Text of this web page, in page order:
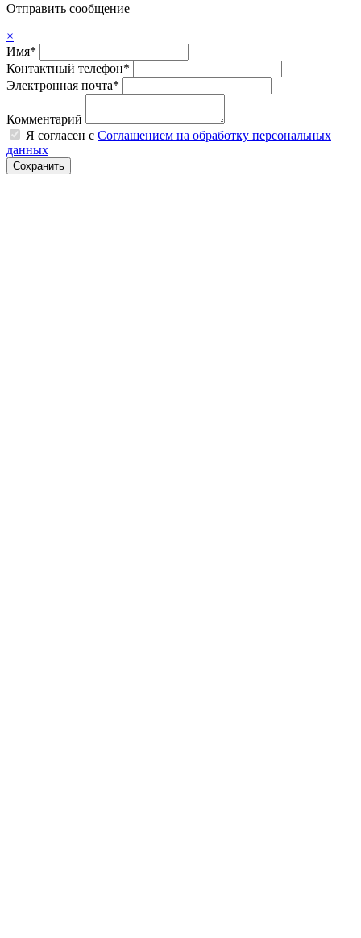
Отправить сообщение
×
Имя*
Контактный телефон*
Электронная почта*
Комментарий
Я согласен с Соглашением на обработку персональных
данных